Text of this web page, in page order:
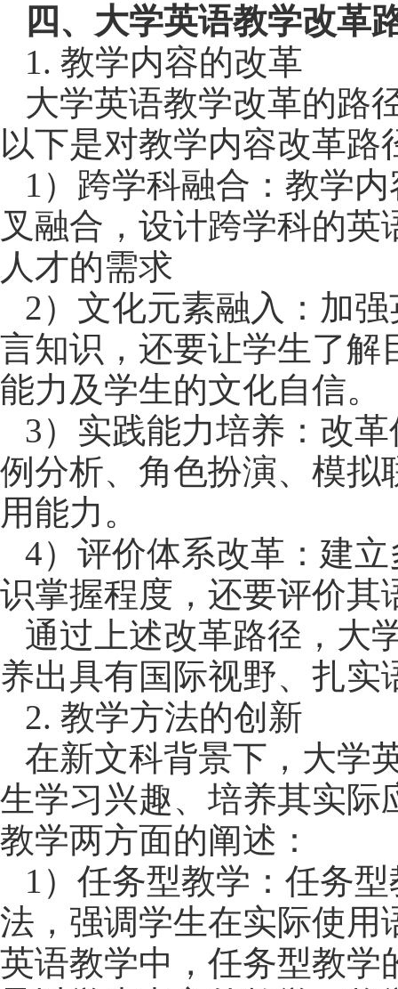
四、大学英语教学改革
1. 教学内容的改革
大学英语教学改革的路
以下是对教学内容改革路
1）跨学科融合：教学
叉融合，设计跨学科的
人才的需求
2） 文化元素融入：加
言知识，还要让学生了解
能力 及学生的文化自信。
3） 实践能力培养：改
例分析、角色扮演、模拟
用能力 。
4） 评价体系改革：建
识掌握程度，还要评价其
通过上述改革路径，大
养出具有国际视野、扎
2. 教学方法的创新
在新文科背景下，大学
生学习兴趣、培养其实际
教学两方面的阐述：
1 ） 任务型教学 ： 任务
法，强调学生在实际使用
英语教学中，任务型教学